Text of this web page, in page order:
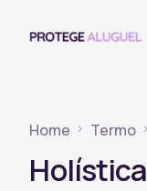
Home Termo
Holística